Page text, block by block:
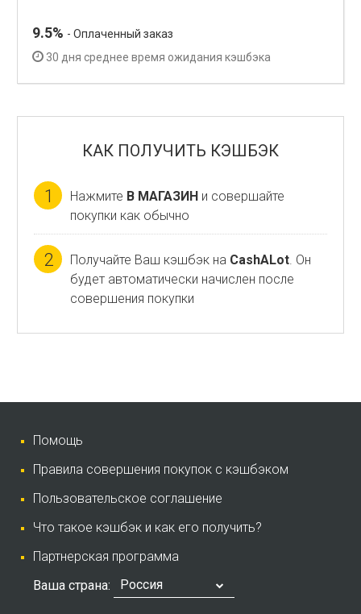
9.5% - Оплаченный заказ
30 дня среднее время ожидания кэшбэка
КАК ПОЛУЧИТЬ КЭШБЭК
1 Нажмите В МАГАЗИН и совершайте
покупки как обычно
2 Получайте Ваш кэшбэк на CashALot. Он
будет автоматически начислен после
совершения покупки
Помощь
Правила совершения покупок с кэшбэком
Пользовательское соглашение
Что такое кэшбэк и как его получить?
Партнерская программа
Ваша страна:
Россия